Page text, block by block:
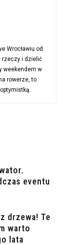
Wrocławiu od
rzeczy i dzielić
weekendem w
rowerze, to
eventu
drzewa! Te
warto
lata